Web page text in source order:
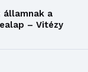
a
– Vitézy